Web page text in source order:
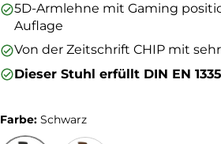
5D-Armlehne mit Gaming
Auflage
Von der Zeitschrift CHIP mit
Dieser Stuhl erfüllt DIN EN
Farbe:Schwarz